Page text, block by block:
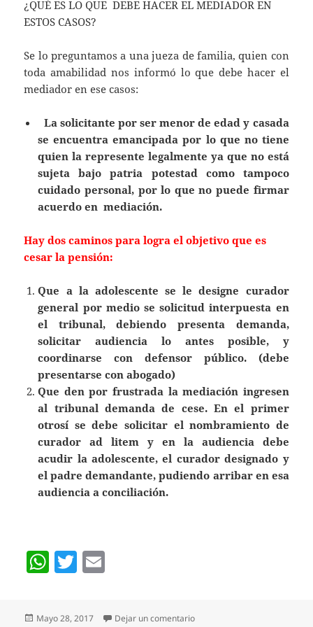
¿QUÉ ES LO QUE DEBE HACER EL MEDIADOR EN
ESTOS CASOS?
Se lo preguntamos a una jueza de familia, quien con
toda amabilidad nos informó lo que debe hacer el
mediador en ese casos:
La solicitante por ser menor de edad y casada
se encuentra emancipada por lo que no tiene
quien la represente legalmente ya que no está
sujeta bajo patria potestad como tampoco
cuidado personal, por lo que no puede firmar
acuerdo en mediación.
Hay dos caminos para logra el objetivo que es
cesar la pensión:
Que a la adolescente se le designe curador
general por medio se solicitud interpuesta en
el tribunal, debiendo presenta demanda,
solicitar audiencia lo antes posible, y
coordinarse con defensor público. (debe
presentarse con abogado)
Que den por frustrada la mediación ingresen
al tribunal demanda de cese. En el primer
otrosí se debe solicitar el nombramiento de
curador ad litem y en la audiencia debe
acudir la adolescente, el curador designado y
el padre demandante, pudiendo arribar en esa
audiencia a conciliación.
W T
Publicado
Mayo 28, 2017 Dejar un comentarioen COMO MEDIAR CESE DE